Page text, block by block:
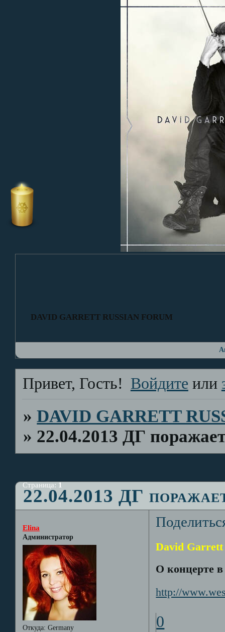
DAVID GARRETT RUSSIAN FORUM
Привет, Гость! Войдите или
»DAVID GARRETT
» 22.04.2013 ДГ
22.04.2013 ДГ
Страница:1
Elina
Администратор
Откуда: Germany
David Garrett
О концерте
http://
0